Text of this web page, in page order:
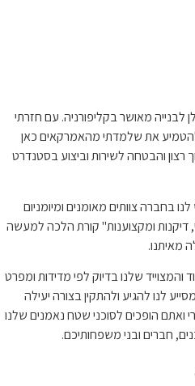
מאושר בקליפורניה. עם חזרתי
על עצמי להטמיע את שלמדתי מהאמרקאים כאן
והבטחה לשירות וביצוע בסטנדרט
בחברה צוותים מאומנים ומיומניום
דיקנות ומקצוענות" קורת הלכה למעשה
מאיתנו.
שלנו בדיוק לפי מדידות ומפרט
לנו להגיע ולהתקין בצורה יעילה
ואתם הופכים לסוכני שטח נאמנים שלנו
חברים ובני משפחותיכם.